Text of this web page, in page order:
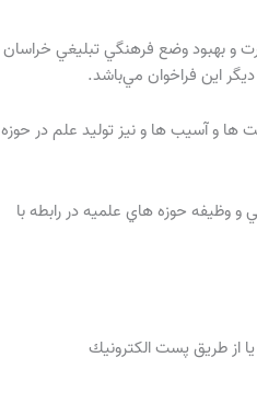
و بهبود وضع فرهنگي تبليغي خراسان
اين فراخوان مي‌باشد.
ها و آسيب ها و نيز توليد علم در حوزه
و وظيفه حوزه هاي علميه در رابطه با
از طريق پست الكترونيك